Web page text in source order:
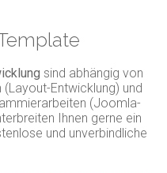
sind abhängig von
Entwicklung) und
(Joomla-
Ihnen gerne ein
und unverbindliche